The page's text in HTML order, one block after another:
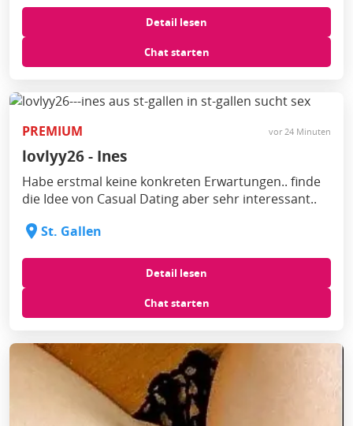
Detail lesen
Chat starten
PREMIUM vor 24 Minuten
lovlyy26 - Ines
Habe erstmal keine konkreten Erwartungen.. finde
die Idee von Casual Dating aber sehr interessant..
St. Gallen
Detail lesen
Chat starten